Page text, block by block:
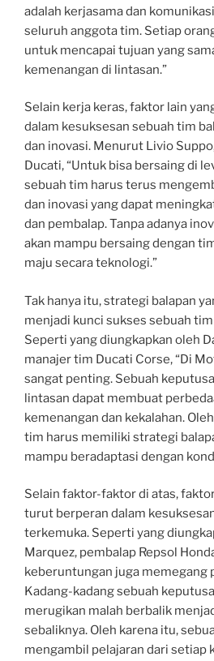
adalah kerjasama dan
seluruh anggota tim. Setiap
untuk mencapai tujuan yang
kemenangan di lintasan.”
Selain kerja keras, faktor lain
dalam kesuksesan sebuah tim
dan inovasi. Menurut Livio
Ducati, “Untuk bisa bersaing di
sebuah tim harus terus
dan inovasi yang dapat
dan pembalap. Tanpa adanya
akan mampu bersaing dengan
maju secara teknologi.”
Tak hanya itu, strategi balapan
menjadi kunci sukses sebuah
Seperti yang diungkapkan oleh
manajer tim Ducati Corse, “Di
sangat penting. Sebuah
lintasan dapat membuat
kemenangan dan kekalahan.
tim harus memiliki strategi
mampu beradaptasi dengan
Selain faktor-faktor di atas,
turut berperan dalam
terkemuka. Seperti yang
Marquez, pembalap Repsol
keberuntungan juga memegang
Kadang-kadang sebuah
merugikan malah berbalik
sebaliknya. Oleh karena itu,
mengambil pelajaran dari setiap